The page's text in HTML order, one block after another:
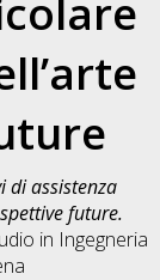
di assistenza
future.
in Ingegneria